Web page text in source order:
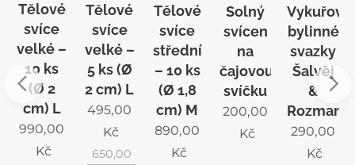
Tělové
svíce
velké –
10 ks
(Ø 2
cm) L
990,00
Kč
Tělové
svíce
velké –
5 ks (Ø
2 cm) L
495,00
Kč
650,00
Tělové
svíce
střední
– 10 ks
(Ø 1,8
cm) M
890,00
Kč
Solný
svícen
na
čajovou
svíčku
200,00
Kč
bylinné
svazky
Šalvěj
&
290,00
Kč